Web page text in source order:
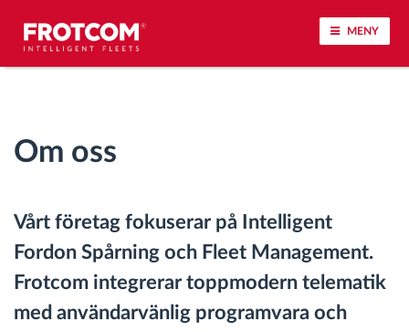
MENY
Körbeteende analys
Workforce management
järrstyrd nedladdning från färdskrivare
Om oss
Vårt företag fokuserar på Intelligent
Fordon Spårning och Fleet Management.
Frotcom integrerar toppmodern telematik
med användarvänlig programvara och